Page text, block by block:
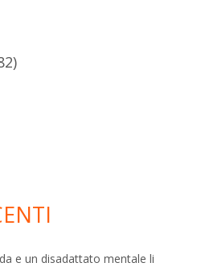
e un disadattato mentale li